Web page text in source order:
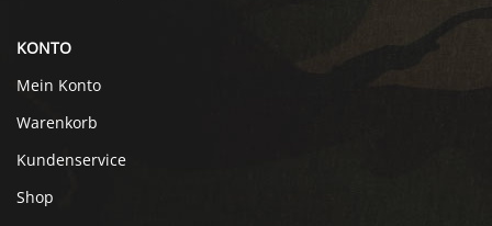
KONTO
Mein Konto
Warenkorb
Kundenservice
Shop